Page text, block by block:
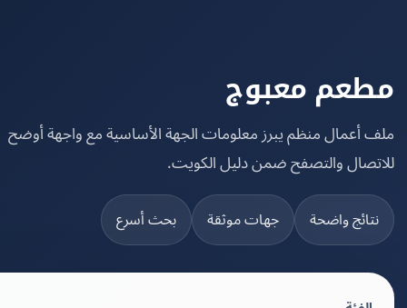
معبوج
منظم يبرز معلومات الجهة الأساسية مع واجهة أوضح
والتصفح ضمن دليل الكويت.
واضحة جهات موثقة بحث أسرع